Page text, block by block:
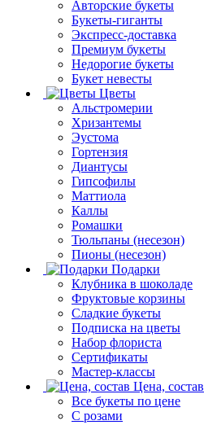
Авторские букеты
Букеты-гиганты
Экспресс-доставка
Премиум букеты
Недорогие букеты
Букет невесты
Цветы
Альстромерии
Хризантемы
Эустома
Гортензия
Диантусы
Гипсофилы
Маттиола
Каллы
Ромашки
Тюльпаны (несезон)
Пионы (несезон)
Подарки
Клубника в шоколаде
Фруктовые корзины
Сладкие букеты
Подписка на цветы
Набор флориста
Сертификаты
Мастер-классы
Цена, состав
Все букеты по цене
С розами